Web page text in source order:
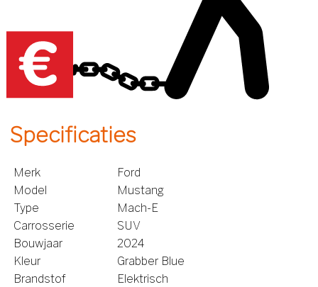
Specificaties
Merk
Ford
Model
Mustang
Type
Mach-E
Carrosserie
SUV
Bouwjaar
2024
Kleur
Grabber Blue
Brandstof
Elektrisch